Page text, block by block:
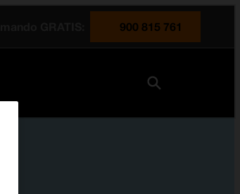
900 815 761